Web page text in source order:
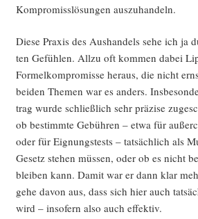
Kom­pro­miss­lö­sun­gen auszuhandeln.
Die­se Pra­xis des Aus­han­dels sehe ich ja
ten Gefüh­len. All­zu oft kom­men dabei
For­mel­kom­pro­mis­se her­aus, die nicht
bei­den The­men war es anders.
trag wur­de schließ­lich sehr prä­zi­se
ob bestimm­te Gebüh­ren – etwa für
oder für Eig­nungs­tests – tat­säch­lich als
Gesetz ste­hen müs­sen, oder ob es nicht
blei­ben kann. Damit war er dann klar
gehe davon aus, dass sich hier auch
wird – inso­fern also auch effektiv.